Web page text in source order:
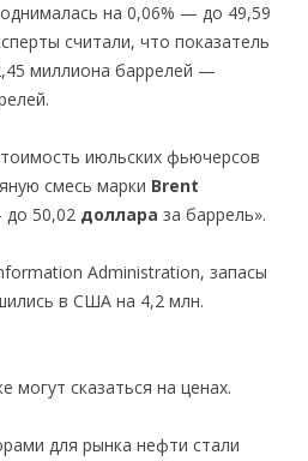
на 0,06% — до 49,59
считали, что показатель
миллиона баррелей —
июльских фьючерсов
смесь марки Brent
до 50,02 доллара за баррель».
Administration, запасы
в США на 4,2 млн.
сказаться на ценах.
для рынка нефти стали